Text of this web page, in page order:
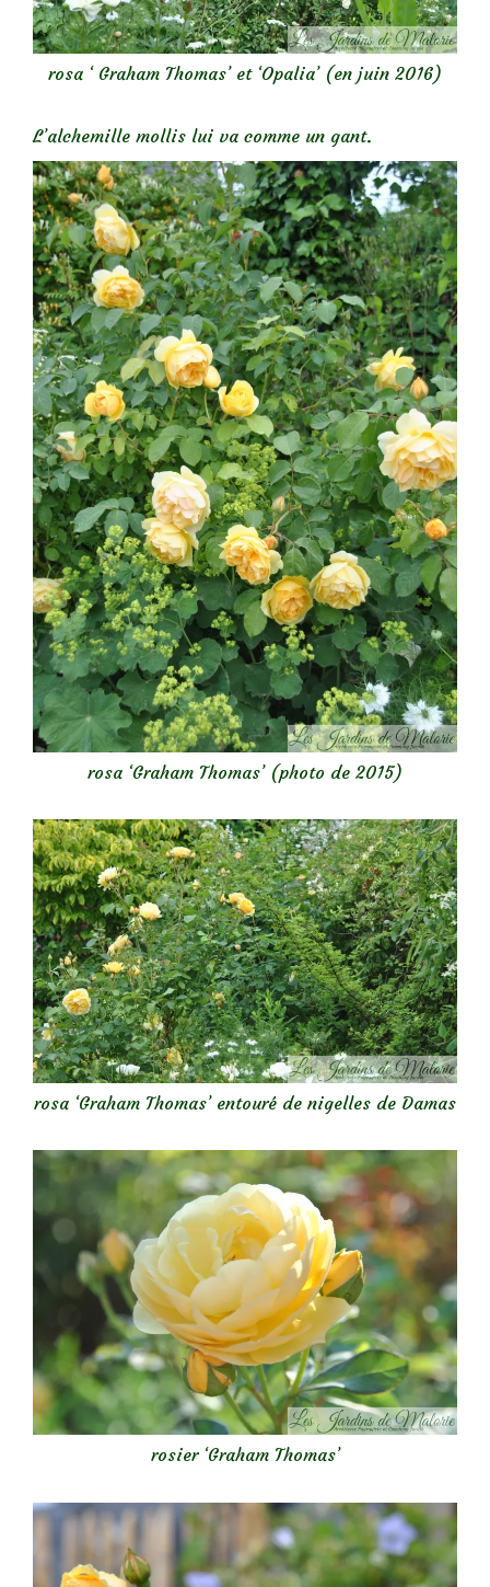
rosa ‘ Graham Thomas’ et ‘Opalia’ (en juin 2016)
L’alchemille mollis lui va comme un gant.
rosa ‘Graham Thomas’ (photo de 2015)
rosa ‘Graham Thomas’ entouré de nigelles de Damas
rosier ‘Graham Thomas’